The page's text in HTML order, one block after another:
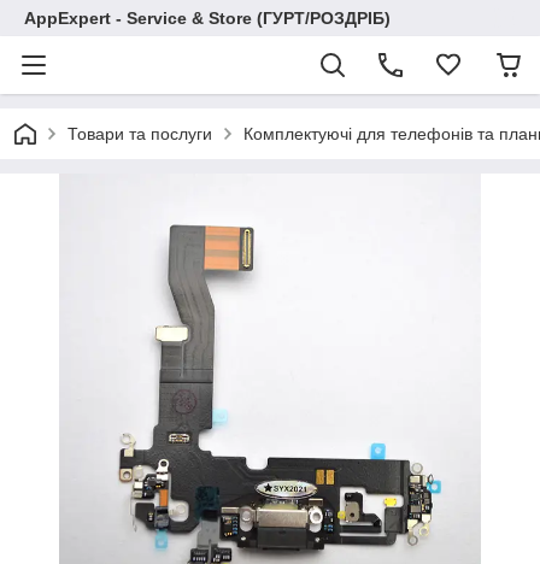
AppExpert - Service & Store (ГУРТ/РОЗДРІБ)
Товари та послуги Комплектуючі для телефонів та